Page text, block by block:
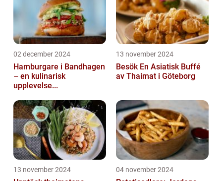
02 december 2024
Hamburgare i Bandhagen
– en kulinarisk
upplevelse...
13 november 2024
Besök En Asiatisk Buffé
av Thaimat i Göteborg
13 november 2024 04 november 2024